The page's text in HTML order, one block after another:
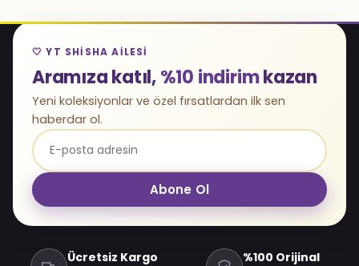
🤍 YT SHISHA AILESI
Aramıza katıl,%10 indirimkazan
Yeni koleksiyonlar ve özel fırsatlardan ilk sen
haberdar ol.
Abone Ol
Ücretsiz Kargo %100 Orijinal